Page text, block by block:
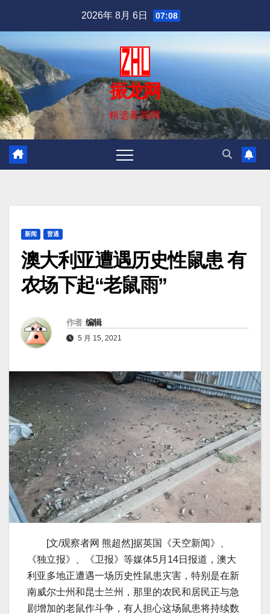
内
容
2026年 8月 6日 07:08
振龙网
精选新闻网
新闻 普通
澳大利亚遭遇历史性鼠患 有
农场下起“老鼠雨”
作者 编辑
5 月 15, 2021
[文/观察者网 熊超然]据英国《天空新闻》、
《独立报》、《卫报》等媒体5月14日报道，澳大
利亚多地正遭遇一场历史性鼠患灾害，特别是在新
南威尔士州和昆士兰州，那里的农民和居民正与急
剧增加的老鼠作斗争，有人担心这场鼠患将持续数